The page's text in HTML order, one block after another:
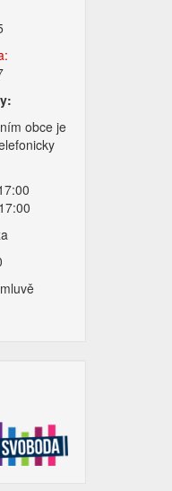
obce je